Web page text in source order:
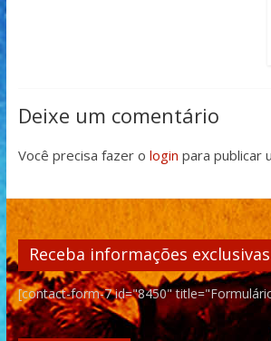
Deixe um comentário
Você precisa fazer o login para publicar
Receba informações
[contact-form-7 id="8450"